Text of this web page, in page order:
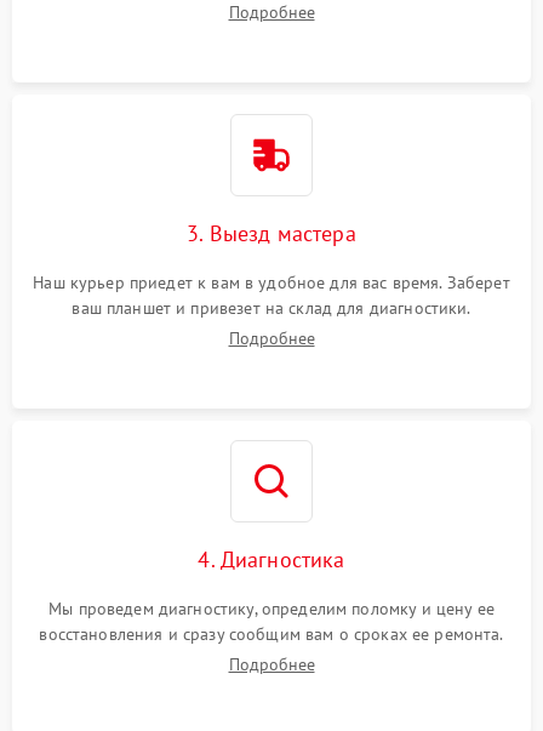
Подробнее
3. Выезд мастера
Наш курьер приедет к вам в удобное для вас время. Заберет
ваш планшет и привезет на склад для диагностики.
Подробнее
4. Диагностика
Мы проведем диагностику, определим поломку и цену ее
восстановления и сразу сообщим вам о сроках ее ремонта.
Подробнее